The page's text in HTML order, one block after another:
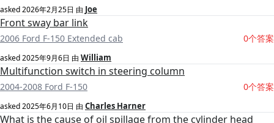
asked2026年2月25日 由 Joe
Front sway bar link
2006 Ford F-150 Extended cab 0个答案
asked2025年9月6日 由 William
Multifunction switch in steering column
2004-2008 Ford F-150 0个答案
asked2025年6月10日 由 Charles Harner
What is the cause of oil spillage from the cylinder head